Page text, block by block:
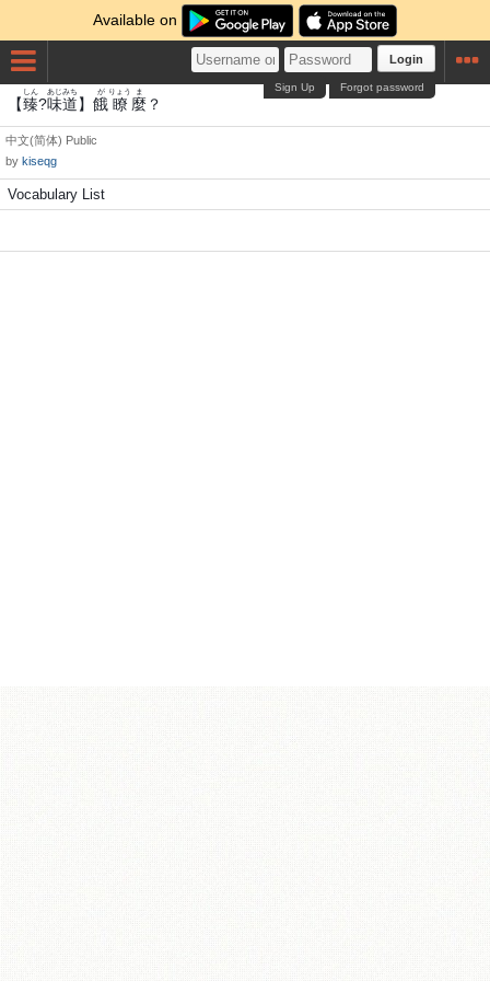
Available on
Login
Forgot password
Sign Up
【臻
しん
?味
あじ
道
みち
】 餓
が
瞭
りょう
麼
ま
？
中文(简体) Public
by kiseqg
Vocabulary List